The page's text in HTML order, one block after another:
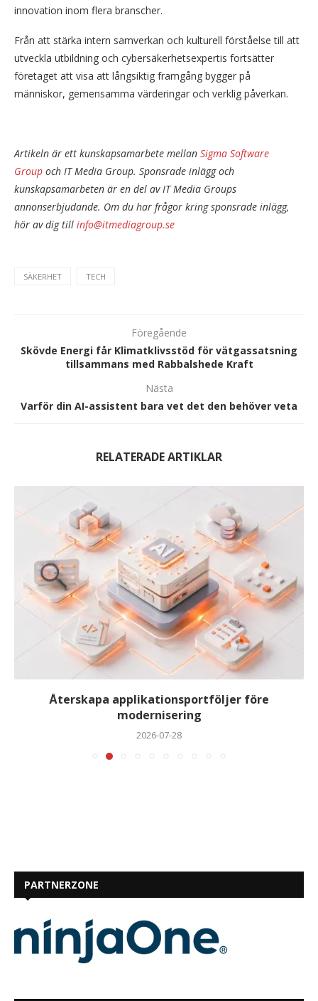
innovation inom flera branscher.
Från att stärka intern samverkan och kulturell förståelse till att
utveckla utbildning och cybersäkerhetsexpertis fortsätter
företaget att visa att långsiktig framgång bygger på
människor, gemensamma värderingar och verklig påverkan.
Artikeln är ett kunskapsamarbete mellan Sigma Software
Group och IT Media Group. Sponsrade inlägg och
kunskapsamarbeten är en del av IT Media Groups
annonserbjudande. Om du har frågor kring sponsrade inlägg,
hör av dig till info@itmediagroup.se
SÄKERHET TECH
Föregående
Skövde Energi får Klimatklivsstöd för vätgassatsning
tillsammans med Rabbalshede Kraft
Nästa
Varför din AI-assistent bara vet det den behöver veta
RELATERADE ARTIKLAR
Återskapa applikationsportföljer före
modernisering
2026-07-28
PARTNERZONE